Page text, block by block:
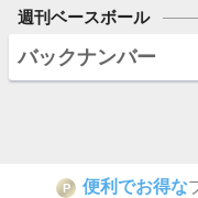
週刊ベースボール
バックナンバー
P 便利でお得な